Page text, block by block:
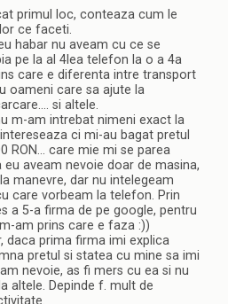
primul loc, conteaza cum le
ce faceti.
habar nu aveam cu ce se
pe la al 4lea telefon la o a 4a
care e diferenta intre transport
oameni care sa ajute la
si altele.
m-am intrebat nimeni exact la
ci mi-au bagat pretul
RON… care mie mi se parea
aveam nevoie doar de masina,
manevre, dar nu intelegeam
care vorbeam la telefon. Prin
a 5-a firma de pe google, pentru
am prins care e faza :))
daca prima firma imi explica
pretul si statea cu mine sa imi
nevoie, as fi mers cu ea si nu
altele. Depinde f. mult de